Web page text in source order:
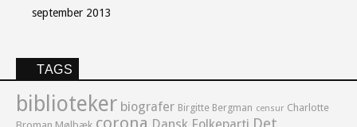
september 2013
TAGS
biblioteker biografer Birgitte Bergman censur Charlotte
Broman Mølbæk corona Dansk Folkeparti Det